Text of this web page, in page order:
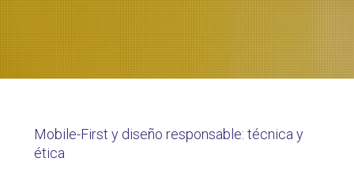
Mobile-First y diseño responsable: técnica y
ética